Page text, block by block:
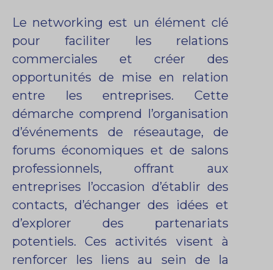
Le networking est un élément clé
pour faciliter les relations
commerciales et créer des
opportunités de mise en relation
entre les entreprises. Cette
démarche comprend l’organisation
d’événements de réseautage, de
forums économiques et de salons
professionnels, offrant aux
entreprises l’occasion d’établir des
contacts, d’échanger des idées et
d’explorer des partenariats
potentiels. Ces activités visent à
renforcer les liens au sein de la